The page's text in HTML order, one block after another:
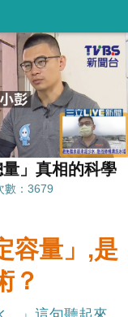
」真相的科學
數：3679
容量」,是
？